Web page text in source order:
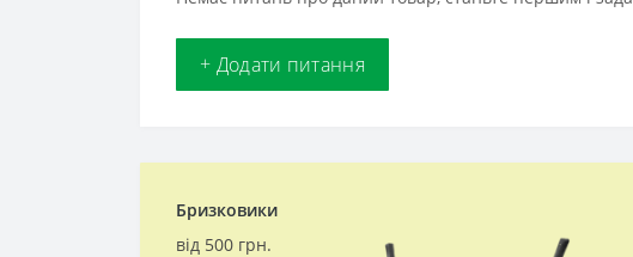
+ Додати питання
Бризковики
від 500 грн.